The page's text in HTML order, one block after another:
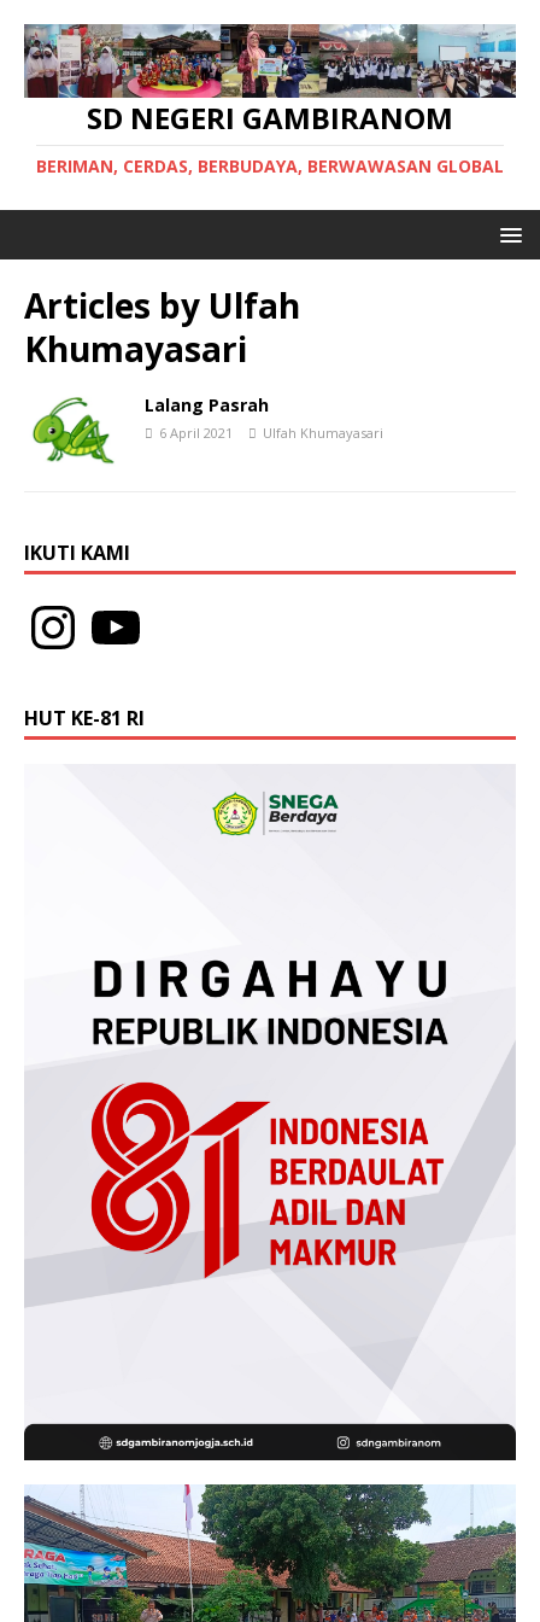
SD NEGERI GAMBIRANOM
BERIMAN, CERDAS, BERBUDAYA, BERWAWASAN GLOBAL
Articles by Ulfah
Khumayasari
Lalang Pasrah
6 April 2021 Ulfah Khumayasari
IKUTI KAMI
HUT KE-81 RI